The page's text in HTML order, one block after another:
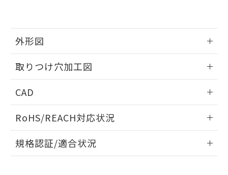
外形図
取りつけ穴加工図
CAD
ドすることができます。
ログイン/会員登録
RoHS/REACH対応状況
EU RoHS 注意事項・凡例
規格認証/適合状況
荷製品に未対応品が混在することから備考
欄に対応日を記載しておりました。
既に当社にて対応品への在庫切替を完了
していることから、特段のことがない限
り、2022年1月12日より割愛しておりま